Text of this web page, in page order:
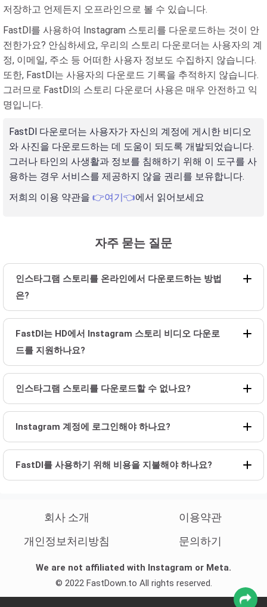
저장하고 언제든지 오프라인으로 볼 수 있습니다.
FastDl를 사용하여 Instagram 스토리를 다운로드하는 것이 안
전한가요? 안심하세요, 우리의 스토리 다운로더는 사용자의 계
정, 이메일, 주소 등 어떠한 사용자 정보도 수집하지 않습니다.
또한, FastDl는 사용자의 다운로드 기록을 추적하지 않습니다.
그러므로 FastDl의 스토리 다운로더 사용은 매우 안전하고 익
명입니다.
FastDl 다운로더는 사용자가 자신의 계정에 게시한 비디오
와 사진을 다운로드하는 데 도움이 되도록 개발되었습니다.
그러나 타인의 사생활과 정보를 침해하기 위해 이 도구를 사
용하는 경우 서비스를 제공하지 않을 권리를 보유합니다.
저희의 이용 약관을 👉여기👈에서 읽어보세요
자주 묻는 질문
인스타그램 스토리를 온라인에서 다운로드하는 방법
은?
FastDl는 HD에서 Instagram 스토리 비디오 다운로
드를 지원하나요?
인스타그램 스토리를 다운로드할 수 없나요?
Instagram 계정에 로그인해야 하나요?
FastDl를 사용하기 위해 비용을 지불해야 하나요?
회사 소개
이용약관
개인정보처리방침
문의하기
We are not affiliated with Instagram or Meta.
© 2022 FastDown.to All rights reserved.